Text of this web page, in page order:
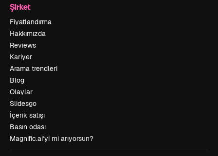
Şirket
Fiyatlandırma
Hakkımızda
Reviews
Kariyer
Arama trendleri
Blog
Olaylar
Slidesgo
İçerik satışı
Basın odası
Magnific.ai’yi mi arıyorsun?